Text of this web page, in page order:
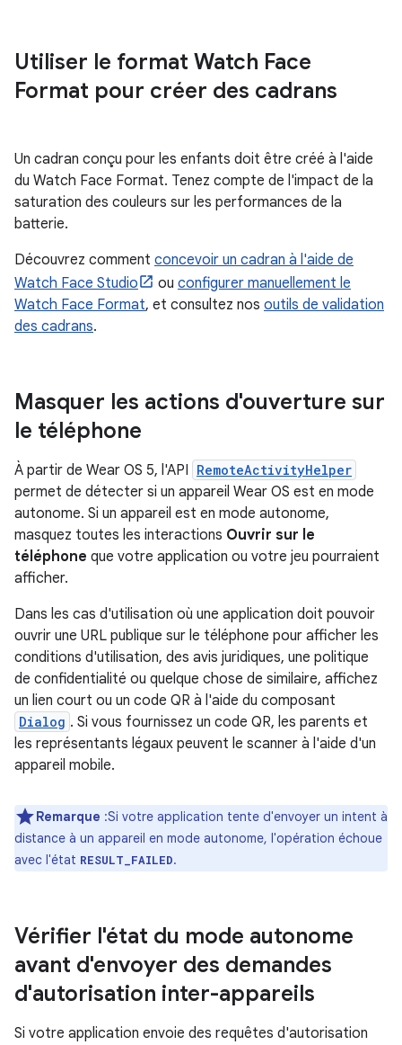
Utiliser le format Watch Face
Format pour créer des cadrans
Un cadran conçu pour les enfants doit être créé à l'aide
du Watch Face Format. Tenez compte de l'impact de la
saturation des couleurs sur les performances de la
batterie.
Découvrez comment concevoir un cadran à l'aide de
Watch Face Studio
ou configurer manuellement le
Watch Face Format, et consultez nos outils de validation
des cadrans.
Masquer les actions d'ouverture sur
le téléphone
À partir de Wear OS 5, l'API RemoteActivityHelper
permet de détecter si un appareil Wear OS est en mode
autonome. Si un appareil est en mode autonome,
masquez toutes les interactions Ouvrir sur le
téléphone que votre application ou votre jeu pourraient
afficher.
Dans les cas d'utilisation où une application doit pouvoir
ouvrir une URL publique sur le téléphone pour afficher les
conditions d'utilisation, des avis juridiques, une politique
de confidentialité ou quelque chose de similaire, affichez
un lien court ou un code QR à l'aide du composant
Dialog . Si vous fournissez un code QR, les parents et
les représentants légaux peuvent le scanner à l'aide d'un
appareil mobile.
Remarque :Si votre application tente d'envoyer un intent à
distance à un appareil en mode autonome, l'opération échoue
avec l'état RESULT_FAILED.
Vérifier l'état du mode autonome
avant d'envoyer des demandes
d'autorisation inter-appareils
Si votre application envoie des requêtes d'autorisation